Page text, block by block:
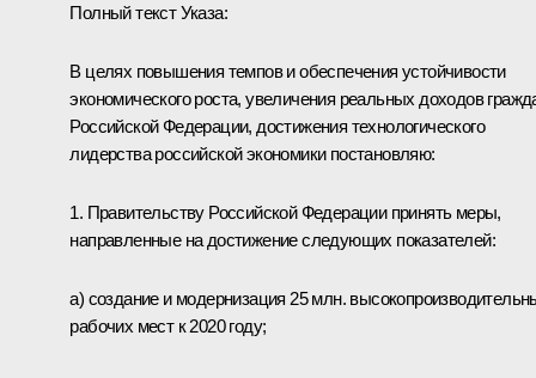
Полный текст Указа:
В целях повышения темпов и обеспечения устойчивости
экономического роста, увеличения реальных доходов
Российской Федерации, достижения технологического
лидерства российской экономики постановляю:
1. Правительству Российской Федерации принять меры,
направленные на достижение следующих показателей:
а) создание и модернизация 25 млн.
рабочих мест к 2020 году;